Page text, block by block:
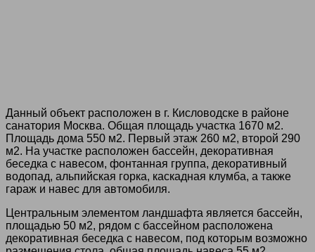
Данный объект расположен в г. Кисловодске в районе
санатория Москва. Общая площадь участка 1670 м2.
Площадь дома 550 м2. Первый этаж 260 м2, второй 290
м2. На участке расположен бассейн, декоративная
беседка с навесом, фонтанная группа, декоративный
водопад, альпийская горка, каскадная клумба, а также
гараж и навес для автомобиля.
Центральным элементом ландшафта является бассейн,
площадью 50 м2, рядом с бассейном расположена
декоративная беседка с навесом, под которым возможно